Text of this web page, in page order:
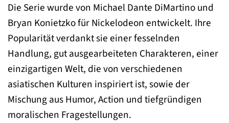
Die Serie wurde von Michael Dante DiMartino und
Bryan Konietzko für Nickelodeon entwickelt. Ihre
Popularität verdankt sie einer fesselnden
Handlung, gut ausgearbeiteten Charakteren, einer
einzigartigen Welt, die von verschiedenen
asiatischen Kulturen inspiriert ist, sowie der
Mischung aus Humor, Action und tiefgründigen
moralischen Fragestellungen.